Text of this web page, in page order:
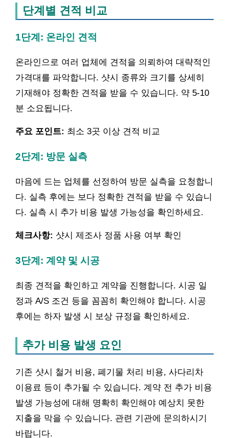
단계별 견적 비교
1단계: 온라인 견적
온라인으로 여러 업체에 견적을 의뢰하여 대략적인
가격대를 파악합니다. 샷시 종류와 크기를 상세히
기재해야 정확한 견적을 받을 수 있습니다. 약 5-10
분 소요됩니다.
주요 포인트: 최소 3곳 이상 견적 비교
2단계: 방문 실측
마음에 드는 업체를 선정하여 방문 실측을 요청합니
다. 실측 후에는 보다 정확한 견적을 받을 수 있습니
다. 실측 시 추가 비용 발생 가능성을 확인하세요.
체크사항: 샷시 제조사 정품 사용 여부 확인
3단계: 계약 및 시공
최종 견적을 확인하고 계약을 진행합니다. 시공 일
정과 A/S 조건 등을 꼼꼼히 확인해야 합니다. 시공
후에는 하자 발생 시 보상 규정을 확인하세요.
추가 비용 발생 요인
기존 샷시 철거 비용, 폐기물 처리 비용, 사다리차
이용료 등이 추가될 수 있습니다. 계약 전 추가 비용
발생 가능성에 대해 명확히 확인해야 예상치 못한
지출을 막을 수 있습니다. 관련 기관에 문의하시기
바랍니다.